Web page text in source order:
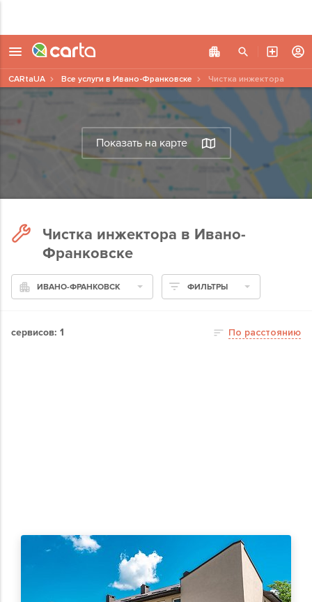
Показать на карте
CARtaUA Все услуги в Ивано-Франковске Чистка инжектора
Чистка инжектора в Ивано-
Франковске
ИВАНО-ФРАНКОВСК ФИЛЬТРЫ
сервисов: 1 По расстоянию